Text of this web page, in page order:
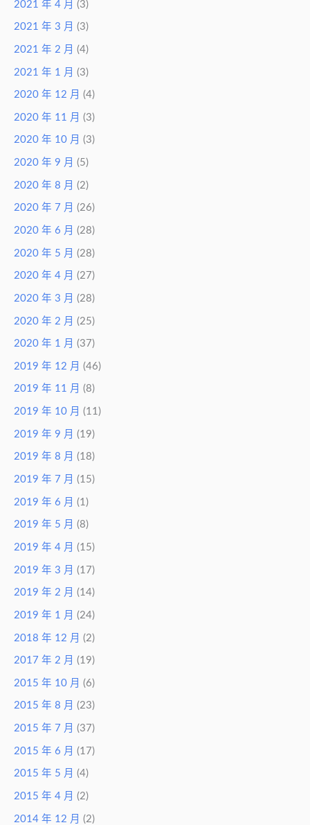
2021 年 4 月 (3)
2021 年 3 月 (3)
2021 年 2 月 (4)
2021 年 1 月 (3)
2020 年 12 月 (4)
2020 年 11 月 (3)
2020 年 10 月 (3)
2020 年 9 月 (5)
2020 年 8 月 (2)
2020 年 7 月 (26)
2020 年 6 月 (28)
2020 年 5 月 (28)
2020 年 4 月 (27)
2020 年 3 月 (28)
2020 年 2 月 (25)
2020 年 1 月 (37)
2019 年 12 月 (46)
2019 年 11 月 (8)
2019 年 10 月 (11)
2019 年 9 月 (19)
2019 年 8 月 (18)
2019 年 7 月 (15)
2019 年 6 月 (1)
2019 年 5 月 (8)
2019 年 4 月 (15)
2019 年 3 月 (17)
2019 年 2 月 (14)
2019 年 1 月 (24)
2018 年 12 月 (2)
2017 年 2 月 (19)
2015 年 10 月 (6)
2015 年 8 月 (23)
2015 年 7 月 (37)
2015 年 6 月 (17)
2015 年 5 月 (4)
2015 年 4 月 (2)
2014 年 12 月 (2)